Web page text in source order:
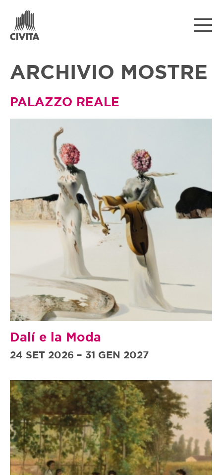
ARCHIVIO MOSTRE
PALAZZO REALE
Dalí e la Moda
24 SET 2026 – 31 GEN 2027